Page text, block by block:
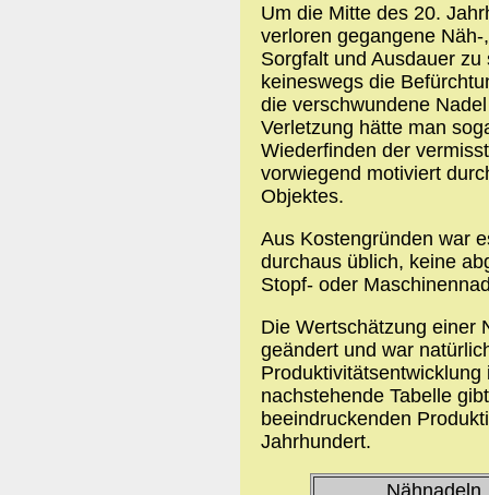
Um die Mitte des 20.
verloren gegangene
Sorgfalt und Ausdauer
keineswegs die
die verschwundene
Verletzung hätte man
Wiederfinden der
vorwiegend motiviert
Objektes.
Aus Kostengründen war
durchaus üblich, keine
Stopf- oder
Die Wertschätzung einer
geändert und war
nachstehende Tabelle
beeindruckenden
Jahrhundert.
Nähnadeln